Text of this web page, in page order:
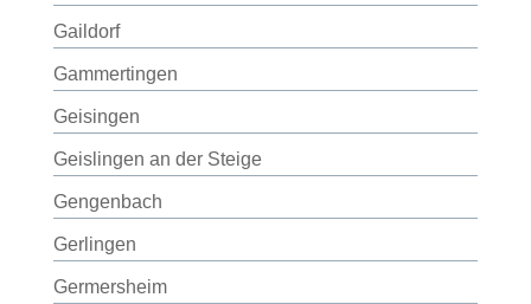
Gaildorf
Gammertingen
Geisingen
Geislingen an der Steige
Gengenbach
Gerlingen
Germersheim